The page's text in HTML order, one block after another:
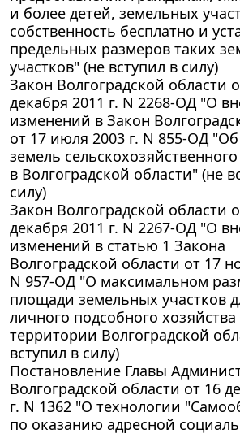
и более детей, земельных
собственность бесплатно и
предельных размеров таких
участков" (не вступил в силу)
Закон Волгоградской области
декабря 2011 г. N 2268-ОД "О
изменений в Закон
от 17 июля 2003 г. N 855-ОД
земель
в Волгоградской области" (не
силу)
Закон Волгоградской области
декабря 2011 г. N 2267-ОД "О
изменений в статью 1 Закона
Волгоградской области от 17
N 957-ОД "О максимальном
площади земельных участков
личного подсобного хозяйства
территории Волгоградской
вступил в силу)
Постановление Главы
Волгоградской области от 16
г. N 1362 "О технологии
по оказанию адресной